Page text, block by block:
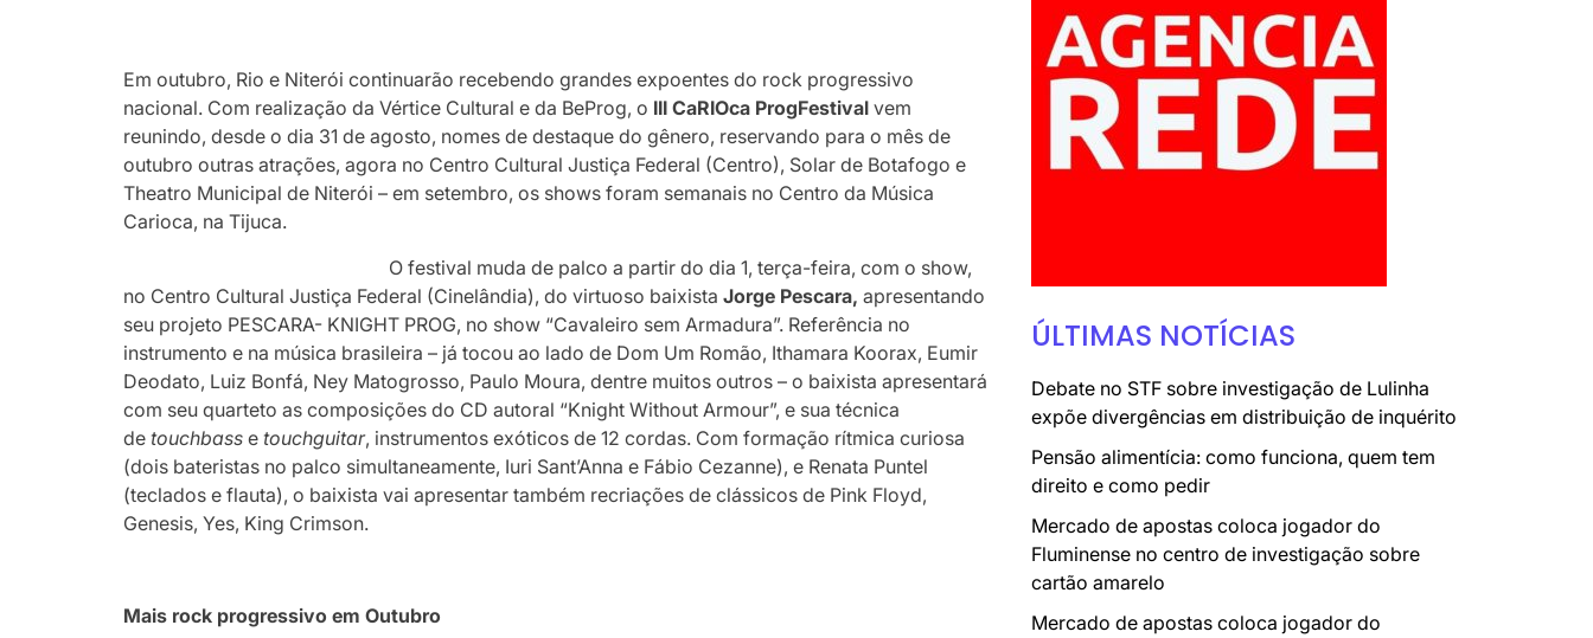
Em outubro, Rio e Niterói continuarão recebendo grandes expoentes do rock progressivo
nacional. Com realização da Vértice Cultural e da BeProg, o III CaRIOca ProgFestival vem
reunindo, desde o dia 31 de agosto, nomes de destaque do gênero, reservando para o mês de
outubro outras atrações, agora no Centro Cultural Justiça Federal (Centro), Solar de Botafogo e
Theatro Municipal de Niterói – em setembro, os shows foram semanais no Centro da Música
Carioca, na Tijuca.
O festival muda de palco a partir do dia 1, terça-feira, com o show,
no Centro Cultural Justiça Federal (Cinelândia), do virtuoso baixista Jorge Pescara,apresentando
seu projeto PESCARA- KNIGHT PROG, no show “Cavaleiro sem Armadura”. Referência no
instrumento e na música brasileira – já tocou ao lado de Dom Um Romão, Ithamara Koorax, Eumir
Deodato, Luiz Bonfá, Ney Matogrosso, Paulo Moura, dentre muitos outros – o baixista apresentará
com seu quarteto as composições do CD autoral “Knight Without Armour”, e sua técnica
detouchbass etouchguitar, instrumentos exóticos de 12 cordas. Com formação rítmica curiosa
(dois bateristas no palco simultaneamente, Iuri Sant’Anna e Fábio Cezanne), e Renata Puntel
(teclados e flauta), o baixista vai apresentar também recriações de clássicos de Pink Floyd,
Genesis, Yes, King Crimson.
Mais rock progressivo em Outubro
ÚLTIMAS NOTÍCIAS
Debate no STF sobre investigação de Lulinha
expõe divergências em distribuição de inquérito
Pensão alimentícia: como funciona, quem tem
direito e como pedir
Mercado de apostas coloca jogador do
Fluminense no centro de investigação sobre
cartão amarelo
Mercado de apostas coloca jogador do